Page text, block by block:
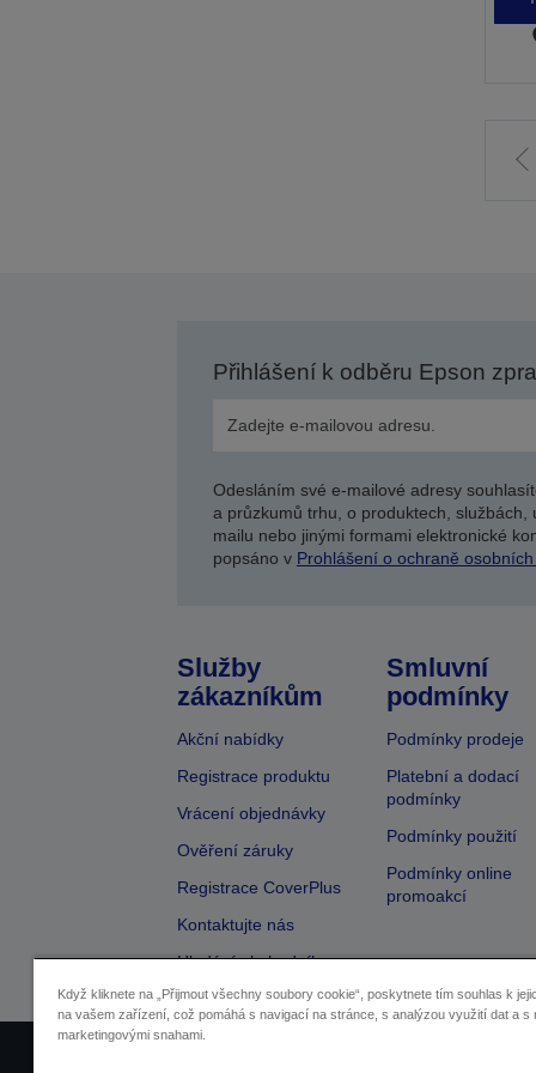
Přihlášení k odběru Epson
Odesláním své e-mailové adresy
a průzkumů trhu, o produktech,
mailu nebo jinými formami elektronické
popsáno v Prohlášení o ochraně
Služby
zákazníkům
Akční nabídky
Registrace produktu
Vrácení objednávky
Ověření záruky
Registrace CoverPlus
Kontaktujte nás
Hledání obchodníka
Smluvní
podmínky
Podmínky prodeje
Platební a dodací
podmínky
Podmínky použití
Podmínky online
promoakcí
Když kliknete na „Přijmout všechny soubory cookie“, poskytnete tím souhlas k
na vašem zařízení, což pomáhá s navigací na stránce, s analýzou využití dat a s
marketingovými snahami.